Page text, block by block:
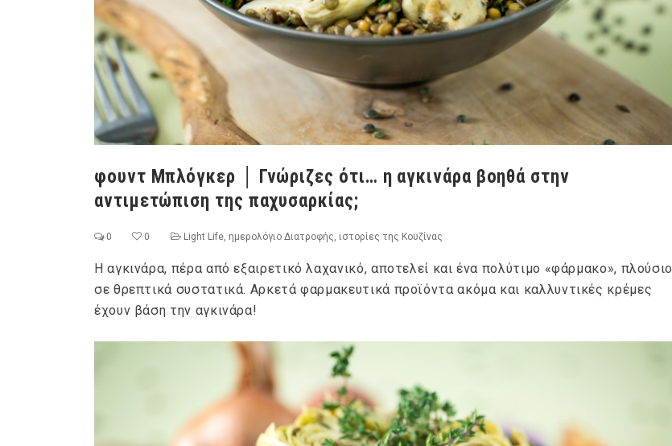
φουντ Μπλόγκερ │ Γνώριζες ότι… η αγκινάρα βοηθά στην
αντιμετώπιση της παχυσαρκίας;
0 0 Light Life, ημερολόγιο Διατροφής ιστορίες της Κουζίνας
Η αγκινάρα, πέρα από εξαιρετικό λαχανικό, αποτελεί και ένα πολύτιμο «φάρμακο», πλούσιο
σε θρεπτικά συστατικά. Αρκετά φαρμακευτικά προϊόντα ακόμα και καλλυντικές κρέμες
έχουν βάση την αγκινάρα!